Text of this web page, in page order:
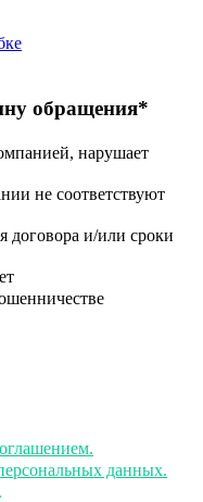
обращения*
нарушает
не соответствуют
договора и/или сроки
данных.